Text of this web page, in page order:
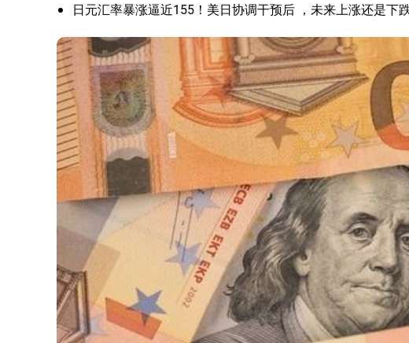
日元汇率暴涨逼近155！美日协调干预后 ，未来上涨还是下